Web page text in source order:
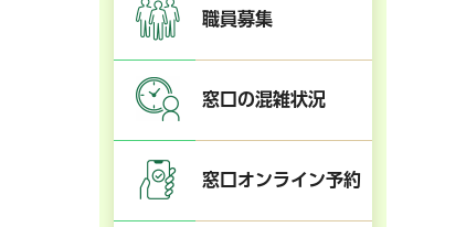
職員募集
窓口の混雑状況
窓口オンライン予約